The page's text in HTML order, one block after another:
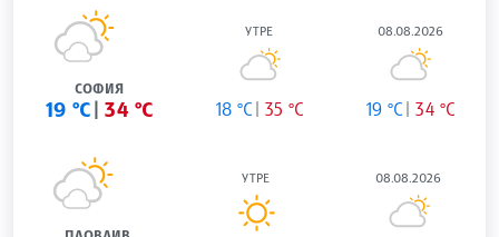
СОФИЯ
19 °C 34 °C
УТРЕ
18 °C 35 °C
08.08.2026
19 °C 34 °C
УТРЕ 08.08.2026